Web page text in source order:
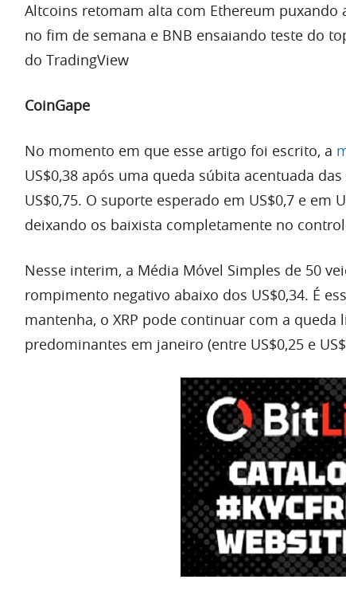
Altcoins retomam alta com Ethereum puxando
no fim de semana e BNB ensaiando teste do
do TradingView
CoinGape
No momento em que esse artigo foi escrito, a
US$0,38 após uma queda súbita acentuada
US$0,75. O suporte esperado em US$0,7 e em
deixando os baixista completamente no
Nesse interim, a Média Móvel Simples de 50
rompimento negativo abaixo dos US$0,34. É
mantenha, o XRP pode continuar com a queda
predominantes em janeiro (entre US$0,25 e